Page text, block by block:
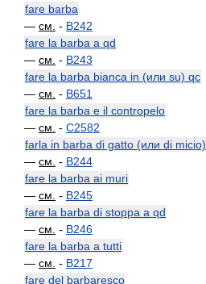
fare barba
— см. - B242
fare la barba a qd
— см. - B243
fare la barba bianca in (или su) qc
— см. - B651
fare la barba e il contropelo
— см. - C2582
farla in barba di gatto (или di micio)
— см. - B244
fare la barba ai muri
— см. - B245
fare la barba di stoppa a qd
— см. - B246
fare la barba a tutti
— см. - B217
fare del barbaresco